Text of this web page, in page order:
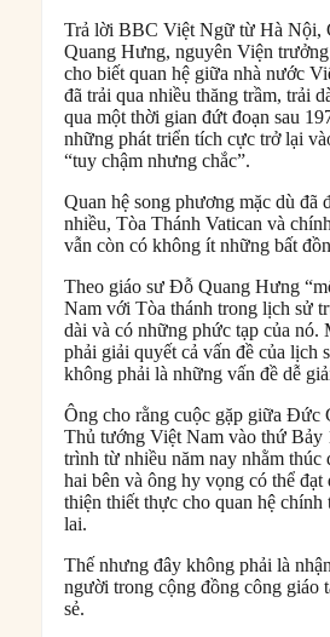
Trả lời BBC Việt Ngữ từ Hà Nội,
Quang Hưng, nguyên Viện
cho biết quan hệ giữa nhà nước
đã trải qua nhiều thăng trầm, trải
qua một thời gian đứt đoạn sau
những phát triển tích cực trở lại
“tuy chậm nhưng chắc”.
Quan hệ song phương mặc dù đã
nhiều, Tòa Thánh Vatican và
vẫn còn có không ít những bất
Theo giáo sư Đỗ Quang Hưng
Nam với Tòa thánh trong lịch sử
dài và có những phức tạp của nó.
phải giải quyết cả vấn đề của lịch
không phải là những vấn đề dễ
Ông cho rằng cuộc gặp giữa Đức
Thủ tướng Việt Nam vào thứ Bảy
trình từ nhiều năm nay nhằm thúc
hai bên và ông hy vọng có thể đạt
thiện thiết thực cho quan hệ
lai.
Thế nhưng đây không phải là
người trong cộng đồng công giáo
sẻ.